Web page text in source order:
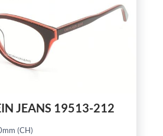
JEANS 19513-212
(CH)